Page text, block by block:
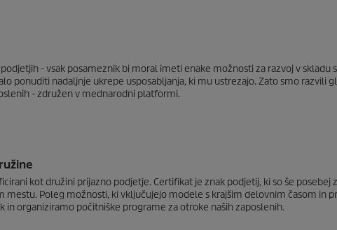
- vsak posameznik bi moral imeti enake možnosti za razvoj v skladu
ponuditi nadaljnje ukrepe usposabljanja, ki mu ustrezajo. Zato smo razvili
- združen v mednarodni platformi.
kot družini prijazno podjetje. Certifikat je znak podjetij, ki so še posebej
mestu. Poleg možnosti, ki vključujejo modele s krajšim delovnim časom in
in organiziramo počitniške programe za otroke naših zaposlenih.